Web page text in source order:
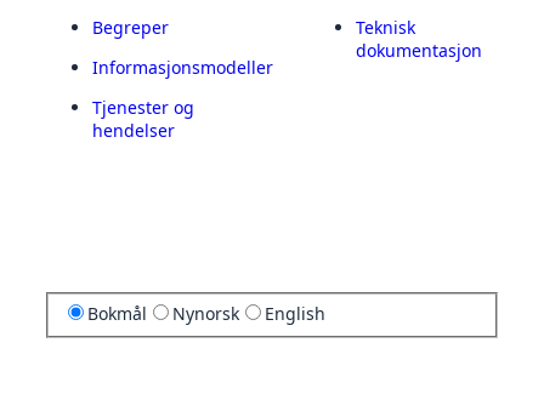
Begreper
Informasjonsmodeller
Tjenester og
hendelser
Teknisk
dokumentasjon
Bokmål Nynorsk English